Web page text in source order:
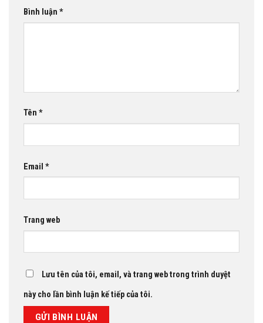
Bình luận *
Tên *
Email *
Trang web
Lưu tên của tôi, email, và trang web trong trình duyệt
này cho lần bình luận kế tiếp của tôi.